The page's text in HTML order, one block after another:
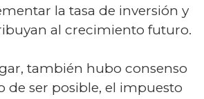
la tasa de inversión y
al crecimiento futuro.
también hubo consenso
de ser posible, el impuesto